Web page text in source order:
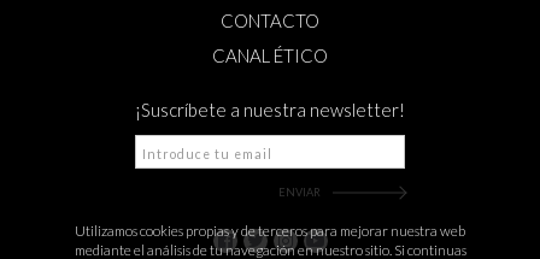
Utilizamos cookies propias y de terceros para mejorar nuestra web
mediante el análisis de tu navegación en nuestro sitio. Si continuas
CONTACTO
CANAL ÉTICO
¡Suscríbete a nuestra newsletter!